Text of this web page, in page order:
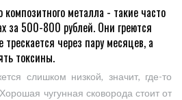
композитного металла - такие часто
за 500-800 рублей. Они греются
через пару месяцев, а
токсины.
слишком низкой, значит, где-то
чугунная сковорода стоит от